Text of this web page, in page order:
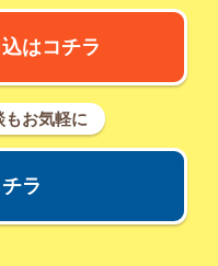
はコチラ
もお気軽に
ラ